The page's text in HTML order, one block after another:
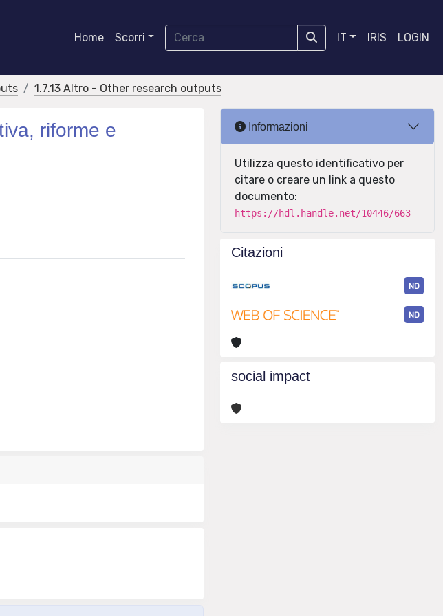
Home Scorri IT IRIS LOGIN
1.7.13 Altro - Other research outputs
riforme e
Informazioni
Utilizza questo identificativo per
citare o creare un link a questo
documento:
https://hdl.handle.net/10446/663
Citazioni
ND
ND
social impact